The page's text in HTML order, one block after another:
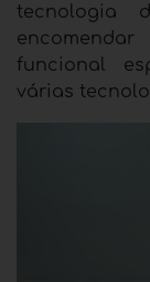
tecnologia
encomendar
funcional
várias